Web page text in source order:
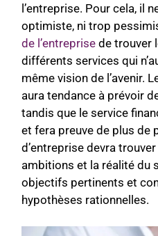
l’entreprise. Pour cela, il
optimiste, ni trop
de l’entreprise de trouver
différents services qui
même vision de l’avenir.
aura tendance à prévoir
tandis que le service
et fera preuve de plus de
d’entreprise devra
ambitions et la réalité du
objectifs pertinents et
hypothèses rationnelles.